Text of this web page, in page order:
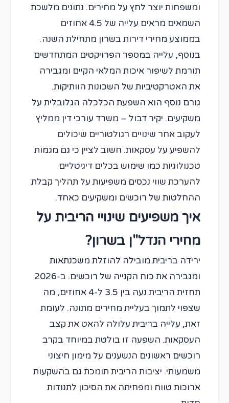
ומשפחות יוצר לחץ על מחירים. נתונים מלשכת
השמאים מראים עלייה של 4.5 אחוזים
בממוצע מחירי דירות בשרון מתחילת השנה.
בנוסף, עלייה במספר הפרויקטים המתחדשים
תורמת לשיפור איכות המלאי הקיים ומגבירה
את האטרקטיביות של השכונות הוותיקות.
גורם נוסף הוא השפעת הכלכלה הגלובלית על
משקיעים. יקיר דבול – משרד עורכי דין ממליץ
לעקוב אחר שינויים רגולטוריים שיכולים
להשפיע על עסקאות. חשוב לציין כי גם מגמות
טכנולוגיות כמו שימוש בכלים דיגיטליים
להערכת שווי נכסים משפיעות על תהליך קבלת
ההחלטות של רוכשים ומשקיעים כאחד.
איך משפיעים שינויי הריבית על
מחירי הנדל"ן בשרון?
ירידה בריבית מובילה להוזלת משכנתאות
ומגבירה את כוח הקנייה של רוכשים. ב-2026
תחזית הריבית נעה בין 3.5 ל-4 אחוזים, מה
שצפוי לתמוך בעליית מחירים מתונה. לעומת
זאת, עלייה בריבית עלולה להאט את קצב
העסקאות. השפעה זו בולטת במיוחד בקרב
רוכשים ראשונים הנשענים על מימון חיצוני
משמעותי. יציבות הריבית תומכת גם בהשקעות
ארוכות טווח ומפחיתה את הסיכון לתנודות